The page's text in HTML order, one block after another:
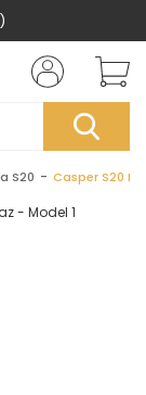
S20 Casper S20